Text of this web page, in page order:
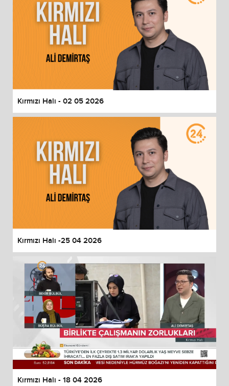
Kırmızı Halı - 02 05 2026
Kırmızı Halı -25 04 2026
Kırmızı Halı - 18 04 2026